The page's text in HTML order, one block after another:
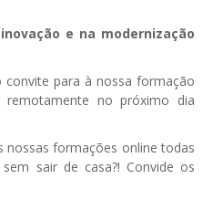
Email
Conta
IVA
SAFT
e na modernização
para à nossa formação
no próximo dia
nossas formações online todas
sair de casa?! Convide os